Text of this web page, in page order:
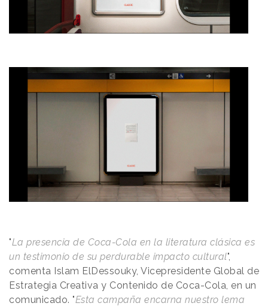
"La presencia de Coca-Cola en la literatura clásica es
un testimonio de su perdurable impacto cultural",
comenta Islam ElDessouky, Vicepresidente Global de
Estrategia Creativa y Contenido de Coca-Cola, en un
comunicado. "Esta campaña encarna nuestro lema